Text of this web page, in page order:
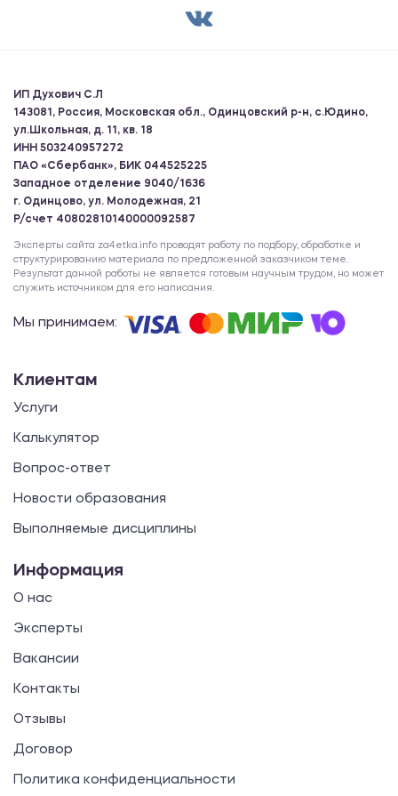
ИП Духович С.Л
143081, Россия, Московская обл., Одинцовский р-н, с.Юдино,
ул.Школьная, д. 11, кв. 18
ИНН 503240957272
ПАО «Сбербанк», БИК 044525225
Западное отделение 9040/1636
г. Одинцово, ул. Молодежная, 21
Р/счет 40802810140000092587
Эксперты сайта za4etka.info проводят работу по подбору, обработке и
структурированию материала по предложенной заказчиком теме.
Результат данной работы не является готовым научным трудом, но может
служить источником для его написания.
Мы принимаем:
Клиентам
Услуги
Калькулятор
Вопрос-ответ
Новости образования
Выполняемые дисциплины
Информация
О нас
Эксперты
Вакансии
Контакты
Отзывы
Договор
Политика конфиденциальности